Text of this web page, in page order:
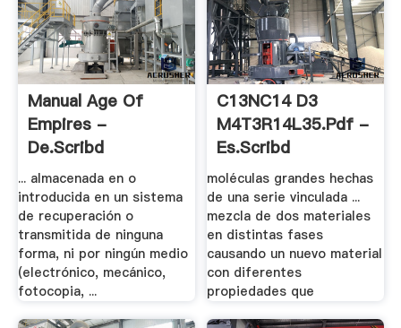
Manual Age Of
Empires -
De.scribd
... almacenada en o
introducida en un sistema
de recuperación o
transmitida de ninguna
forma, ni por ningún medio
(electrónico, mecánico,
fotocopia, ...
C13NC14 D3
M4T3R14L35.pdf -
Es.scribd
moléculas grandes hechas
de una serie vinculada ...
mezcla de dos materiales
en distintas fases
causando un nuevo material
con diferentes
propiedades que